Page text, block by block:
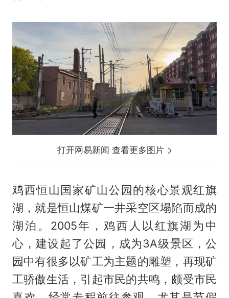
打开网易新闻 查看更多图片
鸡西恒山国家矿山公园的核心景观红旗
湖，就是恒山煤矿一井采空区塌陷而成的
湖泊。2005年，鸡西人以红旗湖为中
心，建设起了公园，成为3A级景区，公
园中有很多以矿工为主题的雕塑，再现矿
工骄傲生活，引起市民的共鸣，颇受市民